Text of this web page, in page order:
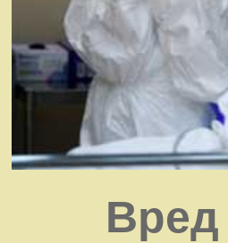
Вред